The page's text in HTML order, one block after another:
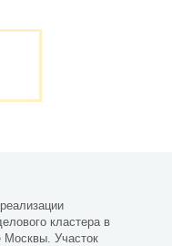
кластера в
Москвы. Участок